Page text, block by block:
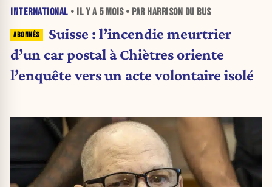
INTERNATIONAL • IL Y A 5 MOIS• PAR HARRISON DU BUS
Suisse : l’incendie meurtrier
d’un car postal à Chiètres oriente
l’enquête vers un acte volontaire isolé